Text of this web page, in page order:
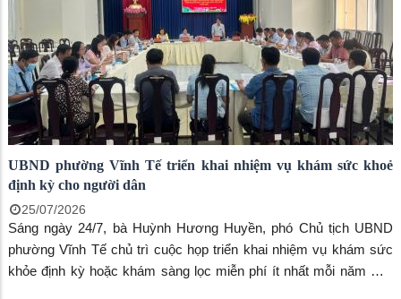
UBND phường Vĩnh Tế triển khai nhiệm vụ khám sức khoẻ
định kỳ cho người dân
25/07/2026
Sáng ngày 24/7, bà Huỳnh Hương Huyền, phó Chủ tịch UBND
phường Vĩnh Tế chủ trì cuộc họp triển khai nhiệm vụ khám sức
khỏe định kỳ hoặc khám sàng lọc miễn phí ít nhất mỗi năm một